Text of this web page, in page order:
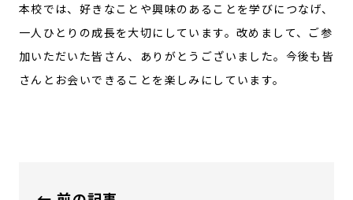
本校では、好きなことや興味のあることを学びにつなげ、
一人ひとりの成長を大切にしています。改めまして、ご参
加いただいた皆さん、ありがとうございました。今後も皆
さんとお会いできることを楽しみにしています。